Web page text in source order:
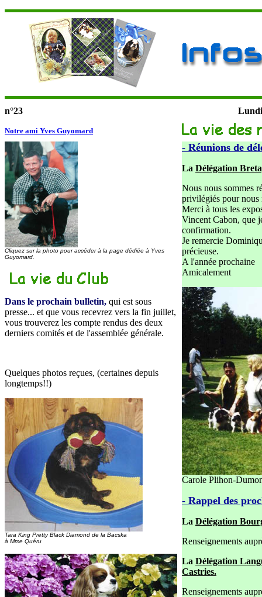
n°23
Notre ami Yves Guyomard
Cliquez sur la photo pour accéder à la page dédiée à Yves
Guyomard.
Dans le prochain bulletin, qui est sous
presse... et que vous recevrez vers la fin juillet,
vous trouverez les compte rendus des deux
derniers comités et de l'assemblée générale.
Quelques photos reçues, (certaines depuis
longtemps!!)
Tara King Pretty Black Diamond de la Bacska
à Mme Quéru
- Réunions de
La Délégation
Nous nous sommes
privilégiés pour nous
Merci à tous les
Vincent Cabon, que
confirmation.
Je remercie
précieuse.
A l'année prochaine
Amicalement
Carole Plihon-
- Rappel des
La Délégation
Renseignements
La Délégation
Castries.
Renseignements